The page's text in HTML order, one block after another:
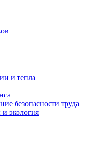
и тепла
безопасности труда
экология